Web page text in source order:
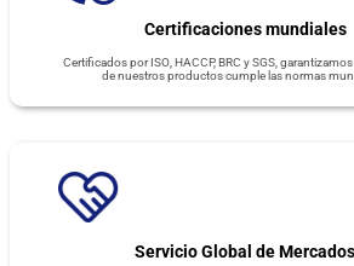
Certificaciones mundiales
Certificados por ISO, HACCP, BRC y SGS,
de nuestros productos cumple las normas
Servicio Global de Mercados